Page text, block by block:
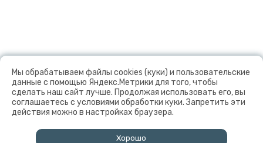
Мы обрабатываем файлы cookies (куки) и пользовательские
данные с помощью Яндекс.Метрики для того, чтобы
сделать наш сайт лучше. Продолжая использовать его, вы
соглашаетесь с условиями обработки куки. Запретить эти
действия можно в настройках браузера.
Хорошо